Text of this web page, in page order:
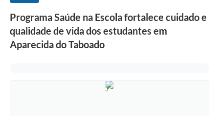
Programa Saúde na Escola fortalece cuidado e
qualidade de vida dos estudantes em
Aparecida do Taboado